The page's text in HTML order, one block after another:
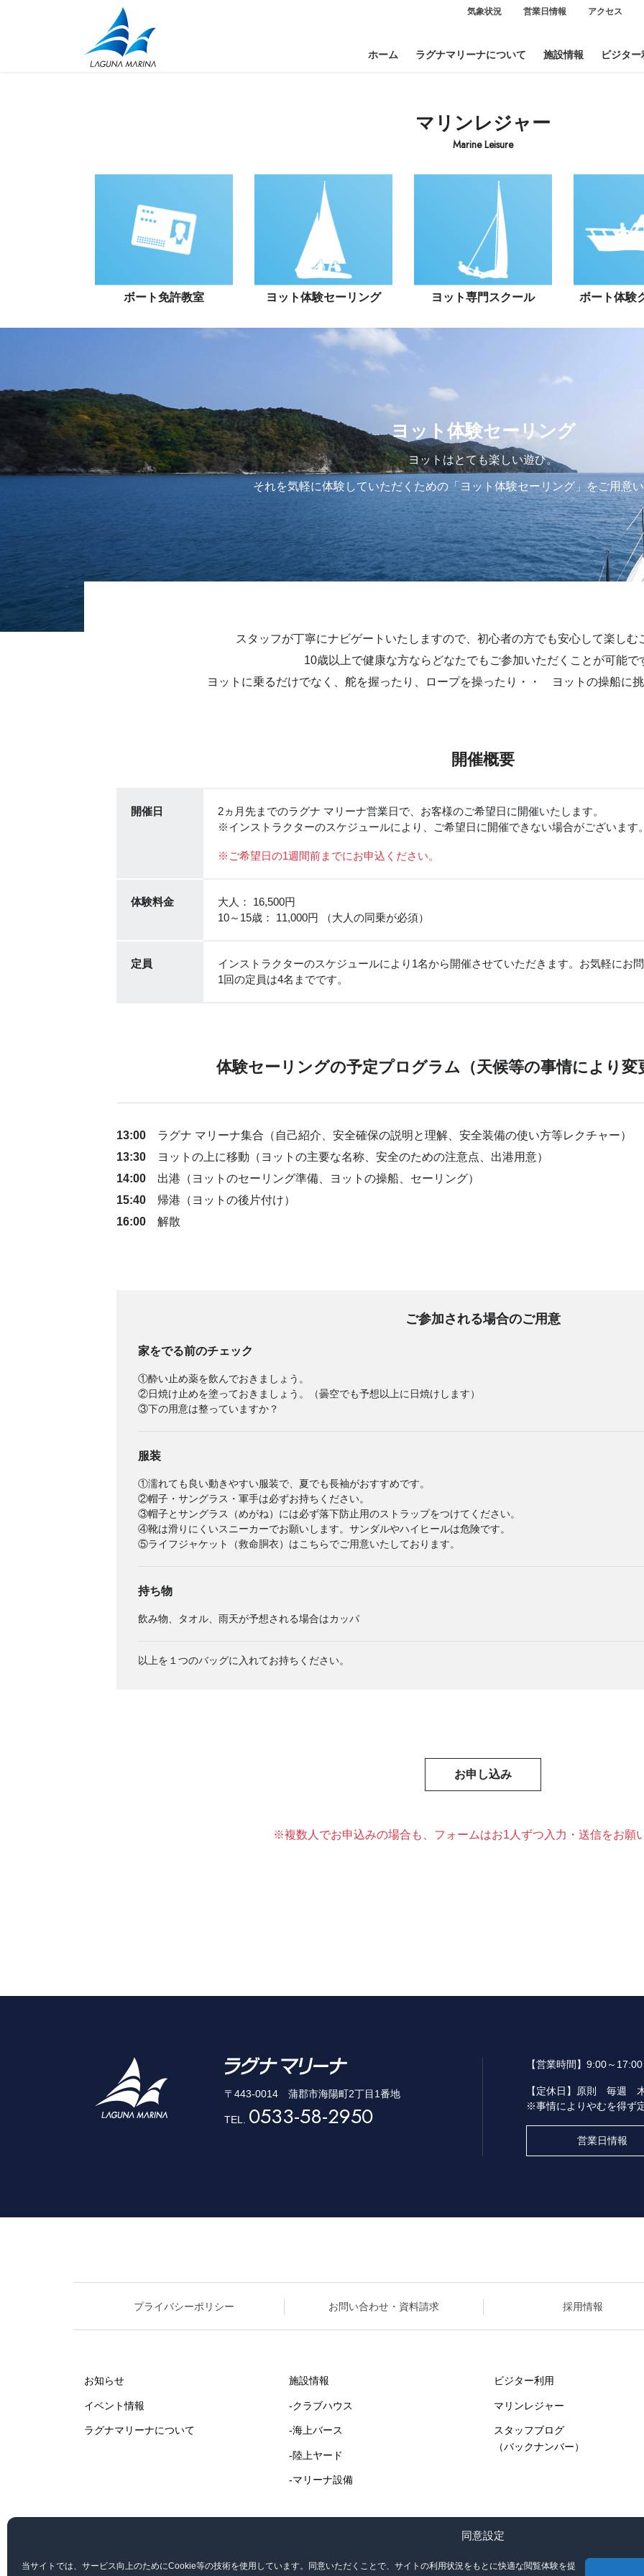
同意設定
当サイトでは、サービス向上のためにCookie等の技術を使用しています。同意いただくことで、サイトの利用状況をもとに快適な閲覧体験を提
気象状況 営業日情報 アクセス
ホーム ラグナマリーナについて 施設情報 ビジター
マリンレジャー
Marine Leisure
ボート免許教室 ヨット体験セーリング ヨット専門スクール ボート体験
ヨット体験セーリング
ヨットはとても楽しい遊び。
それを気軽に体験していただくための「ヨット体験セーリング」をご用意
スタッフが丁寧にナビゲートいたしますので、初心者の方でも安心して楽しむ
10歳以上で健康な方ならどなたでもご参加いただくことが可能で
ヨットに乗るだけでなく、舵を握ったり、ロープを操ったり・・ ヨットの操船に挑
開催概要
開催日
2ヵ月先までのラグナ マリーナ営業日で、お客様のご希望日に開催いたします。
※インストラクターのスケジュールにより、ご希望日に開催できない場合がございます。
※ご希望日の1週間前までにお申込ください。
体験料金
大人： 16,500円
10～15歳： 11,000円 （大人の同乗が必須）
定員
インストラクターのスケジュールにより1名から開催させていただきます。お気軽にお問
1回の定員は4名までです。
体験セーリングの予定プログラム（天候等の事情により変
13:00 ラグナ マリーナ集合（自己紹介、安全確保の説明と理解、安全装備の使い方等レクチャー）
13:30 ヨットの上に移動（ヨットの主要な名称、安全のための注意点、出港用意）
14:00 出港（ヨットのセーリング準備、ヨットの操船、セーリング）
15:40 帰港（ヨットの後片付け）
16:00 解散
ご参加される場合のご用意
家をでる前のチェック
①酔い止め薬を飲んでおきましょう。
②日焼け止めを塗っておきましょう。（曇空でも予想以上に日焼けします）
③下の用意は整っていますか？
服装
①濡れても良い動きやすい服装で、夏でも長袖がおすすめです。
②帽子・サングラス・軍手は必ずお持ちください。
③帽子とサングラス（めがね）には必ず落下防止用のストラップをつけてください。
④靴は滑りにくいスニーカーでお願いします。サンダルやハイヒールは危険です。
⑤ライフジャケット（救命胴衣）はこちらでご用意いたしております。
持ち物
飲み物、タオル、雨天が予想される場合はカッパ
以上を１つのバッグに入れてお持ちください。
お申し込み
※複数人でお申込みの場合も、フォームはお1人ずつ入力・送信をお願
〒443-0014 蒲郡市海陽町2丁目1番地
TEL. 0533-58-2950
【営業時間】 9:00～17:00
【定休日】 原則 毎週
※事情によりやむを得ず
営業日情報
プライバシーポリシー お問い合わせ・資料請求 採用情報
お知らせ
イベント情報
ラグナマリーナについて
施設情報
-クラブハウス
-海上バース
-陸上ヤード
-マリーナ設備
ビジター利用
マリンレジャー
スタッフブログ
（バックナンバー）